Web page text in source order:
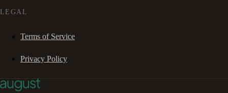
LEGAL
Terms of Service
Privacy Policy